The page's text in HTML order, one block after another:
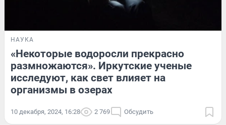
НАУКА
«Некоторые водоросли прекрасно
размножаются». Иркутские ученые
исследуют, как свет влияет на
организмы в озерах
10 декабря, 2024, 16:28 2 769 Обсудить